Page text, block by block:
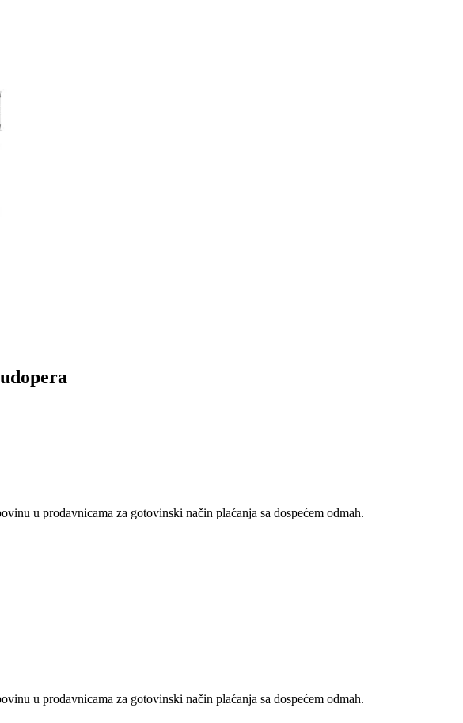
u prodavnicama za gotovinski način plaćanja sa dospećem odmah.
u prodavnicama za gotovinski način plaćanja sa dospećem odmah.